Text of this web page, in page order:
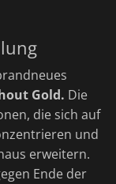
Gold. Die
die sich auf
und
erweitern.
Ende der